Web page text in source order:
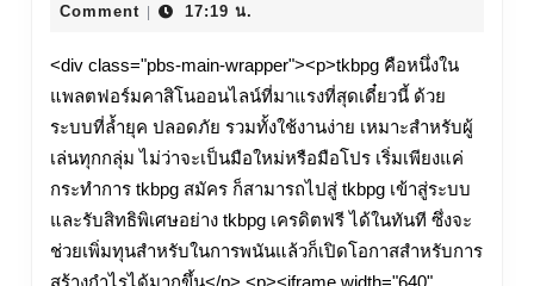
กันยายน
tkbpg
สมัคร
ป้องกัน
เล่น
ตุลาคม
Comment
17:19 น.
<div class="pbs-main-wrapper"><p>tkbpg คือหนึ่งใน
แพลตฟอร์มคาสิโนออนไลน์ที่มาแรงที่สุดเดี๋ยวนี้ ด้วย
ระบบที่ล้ำยุค ปลอดภัย รวมทั้งใช้งานง่าย เหมาะสำหรับผู้
เล่นทุกกลุ่ม ไม่ว่าจะเป็นมือใหม่หรือมือโปร เริ่มเพียงแค่
กระทำการ tkbpg สมัคร ก็สามารถไปสู่ tkbpg เข้าสู่ระบบ
และรับสิทธิพิเศษอย่าง tkbpg เครดิตฟรี ได้ในทันที ซึ่งจะ
ช่วยเพิ่มทุนสำหรับในการพนันแล้วก็เปิดโอกาสสำหรับการ
สร้างกำไรได้มากขึ้น</p> <p><iframe width="640"